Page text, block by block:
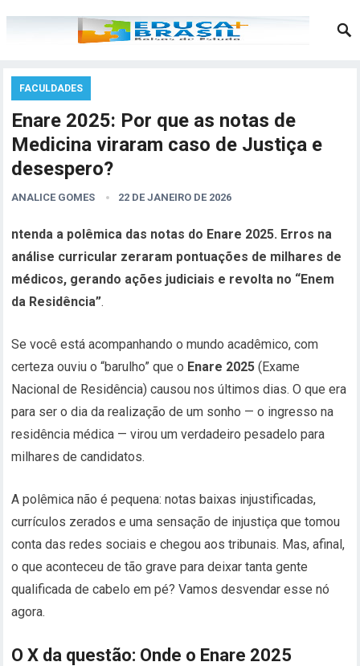
FACULDADES
Enare 2025: Por que as notas de
Medicina viraram caso de Justiça e
desespero?
ANALICE GOMES 22 DE JANEIRO DE 2026
ntenda a polêmica das notas do Enare 2025. Erros na
análise curricular zeraram pontuações de milhares de
médicos, gerando ações judiciais e revolta no “Enem
da Residência”.
Se você está acompanhando o mundo acadêmico, com
certeza ouviu o “barulho” que o Enare 2025 (Exame
Nacional de Residência) causou nos últimos dias. O que era
para ser o dia da realização de um sonho — o ingresso na
residência médica — virou um verdadeiro pesadelo para
milhares de candidatos.
A polêmica não é pequena: notas baixas injustificadas,
currículos zerados e uma sensação de injustiça que tomou
conta das redes sociais e chegou aos tribunais. Mas, afinal,
o que aconteceu de tão grave para deixar tanta gente
qualificada de cabelo em pé? Vamos desvendar esse nó
agora.
O X da questão: Onde o Enare 2025